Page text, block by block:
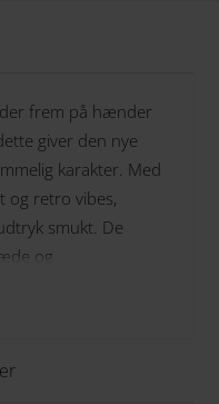
frem på hænder
giver den nye
karakter. Med
og retro vibes,
smukt. De
og
med at de